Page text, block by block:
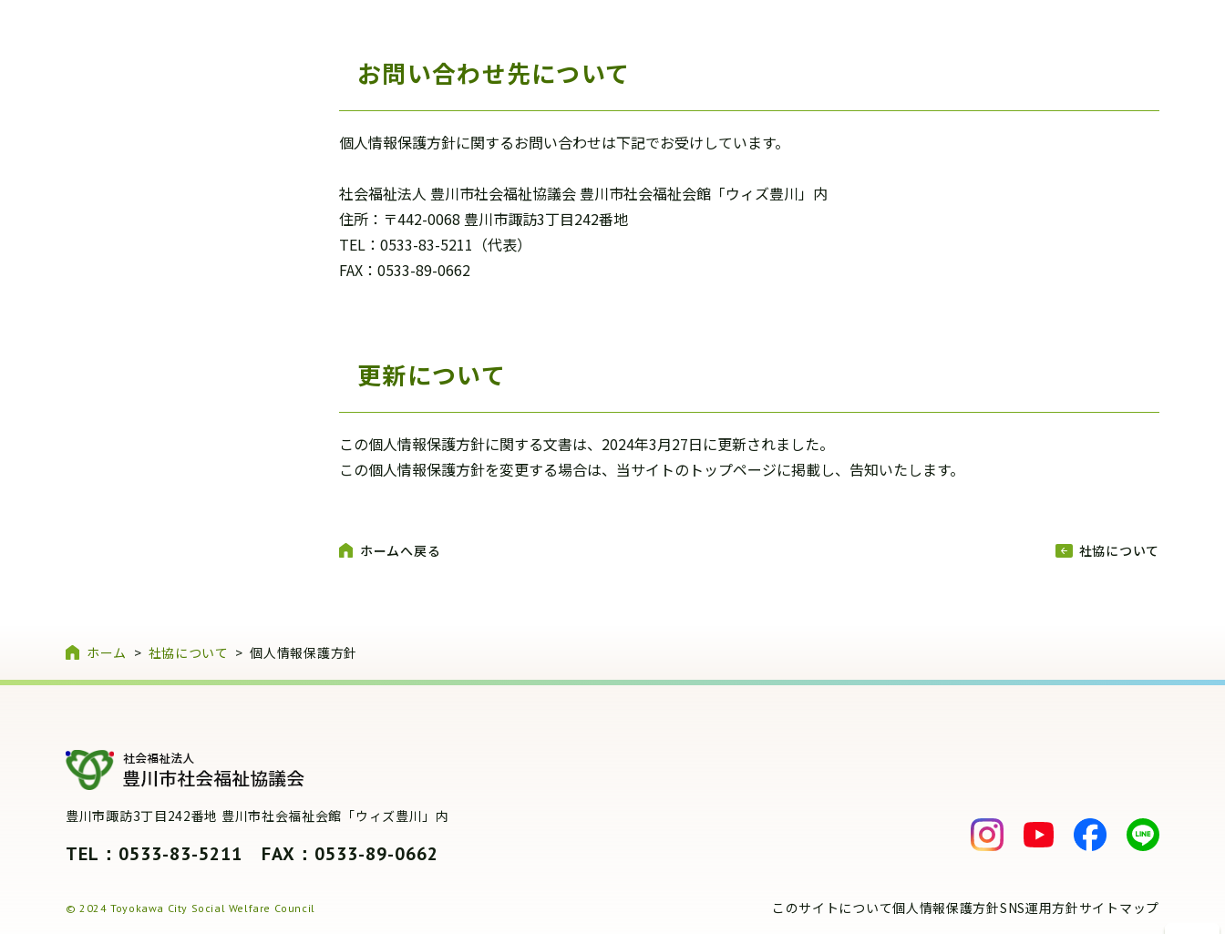
お問い合わせ先について
個人情報保護方針に関するお問い合わせは下記でお受けしています。
社会福祉法人 豊川市社会福祉協議会 豊川市社会福祉会館「ウィズ豊川」内
住所：〒442-0068 豊川市諏訪3丁目242番地
TEL：0533-83-5211（代表）
FAX：0533-89-0662
更新について
この個人情報保護方針に関する文書は、2024年3月27日に更新されました。
この個人情報保護方針を変更する場合は、当サイトのトップページに掲載し、告知いたします。
社協について
ホームへ戻る
ホーム > 社協について >個人情報保護方針
豊川市諏訪3丁目242番地 豊川市社会福祉会館「ウィズ豊川」内
TEL：0533-83-5211 FAX：0533-89-0662
このサイトについて個人情報保護方針SNS運用方針サイトマップ
© 2024 Toyokawa City Social Welfare Council